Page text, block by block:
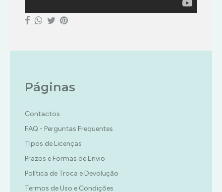
Páginas
Contactos
FAQ - Perguntas Frequentes
Tipos de Licenças
Prazos e Formas de Envio
Política de Troca e Devolução
Termos de Uso e Condições